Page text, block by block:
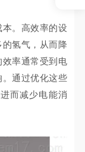
。高效率的设
氢气，从而降
率通常受到电
通过优化这些
而减少电能消